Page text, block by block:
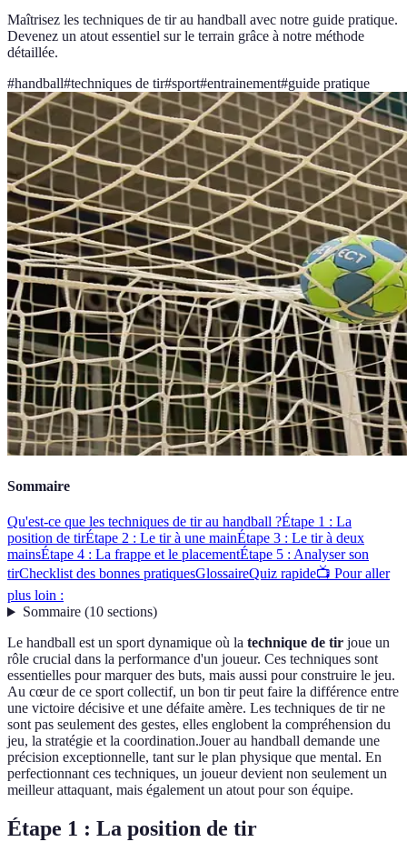
Maîtrisez les techniques de tir au handball avec notre guide pratique.
Devenez un atout essentiel sur le terrain grâce à notre méthode
détaillée.
#handball#techniques de tir#sport#entrainement#guide pratique
Sommaire
Qu'est-ce que les techniques de tir au handball ?Étape 1 : La
position de tirÉtape 2 : Le tir à une mainÉtape 3 : Le tir à deux
mainsÉtape 4 : La frappe et le placementÉtape 5 : Analyser son
tirChecklist des bonnes pratiquesGlossaireQuiz rapide📺 Pour aller
plus loin :
Sommaire(10 sections)
Le handball est un sport dynamique où la technique de tir joue un
rôle crucial dans la performance d'un joueur. Ces techniques sont
essentielles pour marquer des buts, mais aussi pour construire le jeu.
Au cœur de ce sport collectif, un bon tir peut faire la différence entre
une victoire décisive et une défaite amère. Les techniques de tir ne
sont pas seulement des gestes, elles englobent la compréhension du
jeu, la stratégie et la coordination.Jouer au handball demande une
précision exceptionnelle, tant sur le plan physique que mental. En
perfectionnant ces techniques, un joueur devient non seulement un
meilleur attaquant, mais également un atout pour son équipe.
Étape 1 : La position de tir